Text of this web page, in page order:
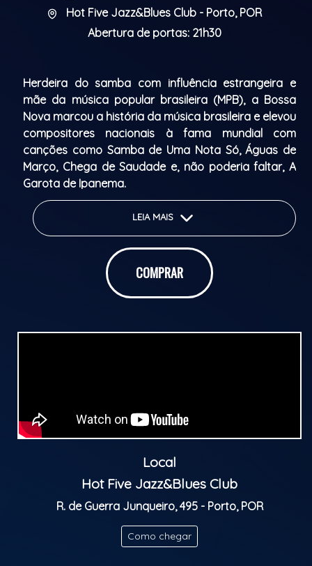
Hot Five Jazz&Blues Club - Porto, POR
Abertura de portas: 21h30
Herdeira do samba com influência estrangeira e
mãe da música popular brasileira (MPB), a Bossa
Nova marcou a história da música brasileira e elevou
compositores nacionais à fama mundial com
canções como Samba de Uma Nota Só, Águas de
Março, Chega de Saudade e, não poderia faltar, A
Garota de Ipanema.
Conheça um pouco mais sobre a trajetória desse
gênero que é sinônimo de brasilidades e da vida
mansa da zona sul carioca.
Heir to foreign-influenced samba and the mother of
the history of Brazilian music and elevated national
Learn a little more about the history of this genre
that is synonymous with Brazilianness and the gentle
Classificação etária: M/16
LEIA MAIS
COMPRAR
Local
Hot Five Jazz&Blues Club
R. de Guerra Junqueiro, 495 - Porto, POR
Como chegar